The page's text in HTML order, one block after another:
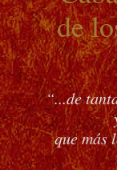
de
“...de
que más